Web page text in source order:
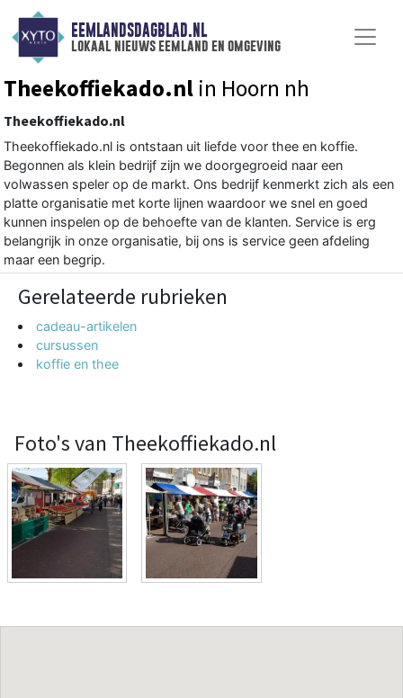
EEMLANDSDAGBLAD.NL
lokaal nieuws eemland en omgeving
Theekoffiekado.nl in Hoorn nh
Theekoffiekado.nl
Theekoffiekado.nl is ontstaan uit liefde voor thee en koffie.
Begonnen als klein bedrijf zijn we doorgegroeid naar een
volwassen speler op de markt. Ons bedrijf kenmerkt zich als een
platte organisatie met korte lijnen waardoor we snel en goed
kunnen inspelen op de behoefte van de klanten. Service is erg
belangrijk in onze organisatie, bij ons is service geen afdeling
maar een begrip.
Gerelateerde rubrieken
cadeau-artikelen
cursussen
koffie en thee
Foto's van Theekoffiekado.nl